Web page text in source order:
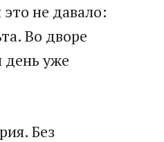
не давало:
Во дворе
день уже
Без